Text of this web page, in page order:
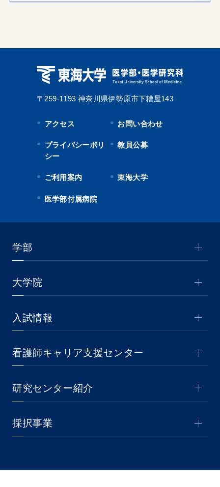
〒259-1193 神奈川県伊勢原市下糟屋143
アクセス お問い合わせ
プライバシーポリ
シー
教員公募
ご利用案内 東海大学
医学部付属病院
学部
大学院
入試情報
看護師キャリア支援センター
研究センター紹介
採択事業